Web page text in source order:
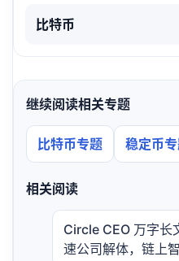
比特币
继续阅读相关专题
比特币专题 稳定币
相关阅读
Circle CEO 万字长
速公司解体，链上